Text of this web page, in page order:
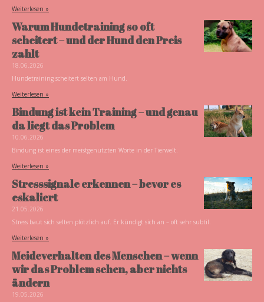
Weiterlesen »
Warum Hundetraining so oft
scheitert – und der Hund den Preis
zahlt
18.06.2026
Hundetraining scheitert selten am Hund.
Weiterlesen »
Bindung ist kein Training – und genau
da liegt das Problem
10.06.2026
Bindung ist eines der meistgenutzten Worte in der Tierwelt.
Weiterlesen »
Stresssignale erkennen – bevor es
eskaliert
21.05.2026
Stress baut sich selten plötzlich auf. Er kündigt sich an – oft sehr subtil.
Weiterlesen »
Meideverhalten des Menschen – wenn
wir das Problem sehen, aber nichts
ändern
19.05.2026